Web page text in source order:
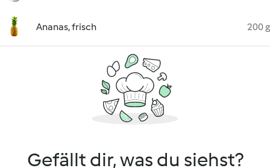
Ananas, frisch 200 g
Gefällt dir, was du siehst?